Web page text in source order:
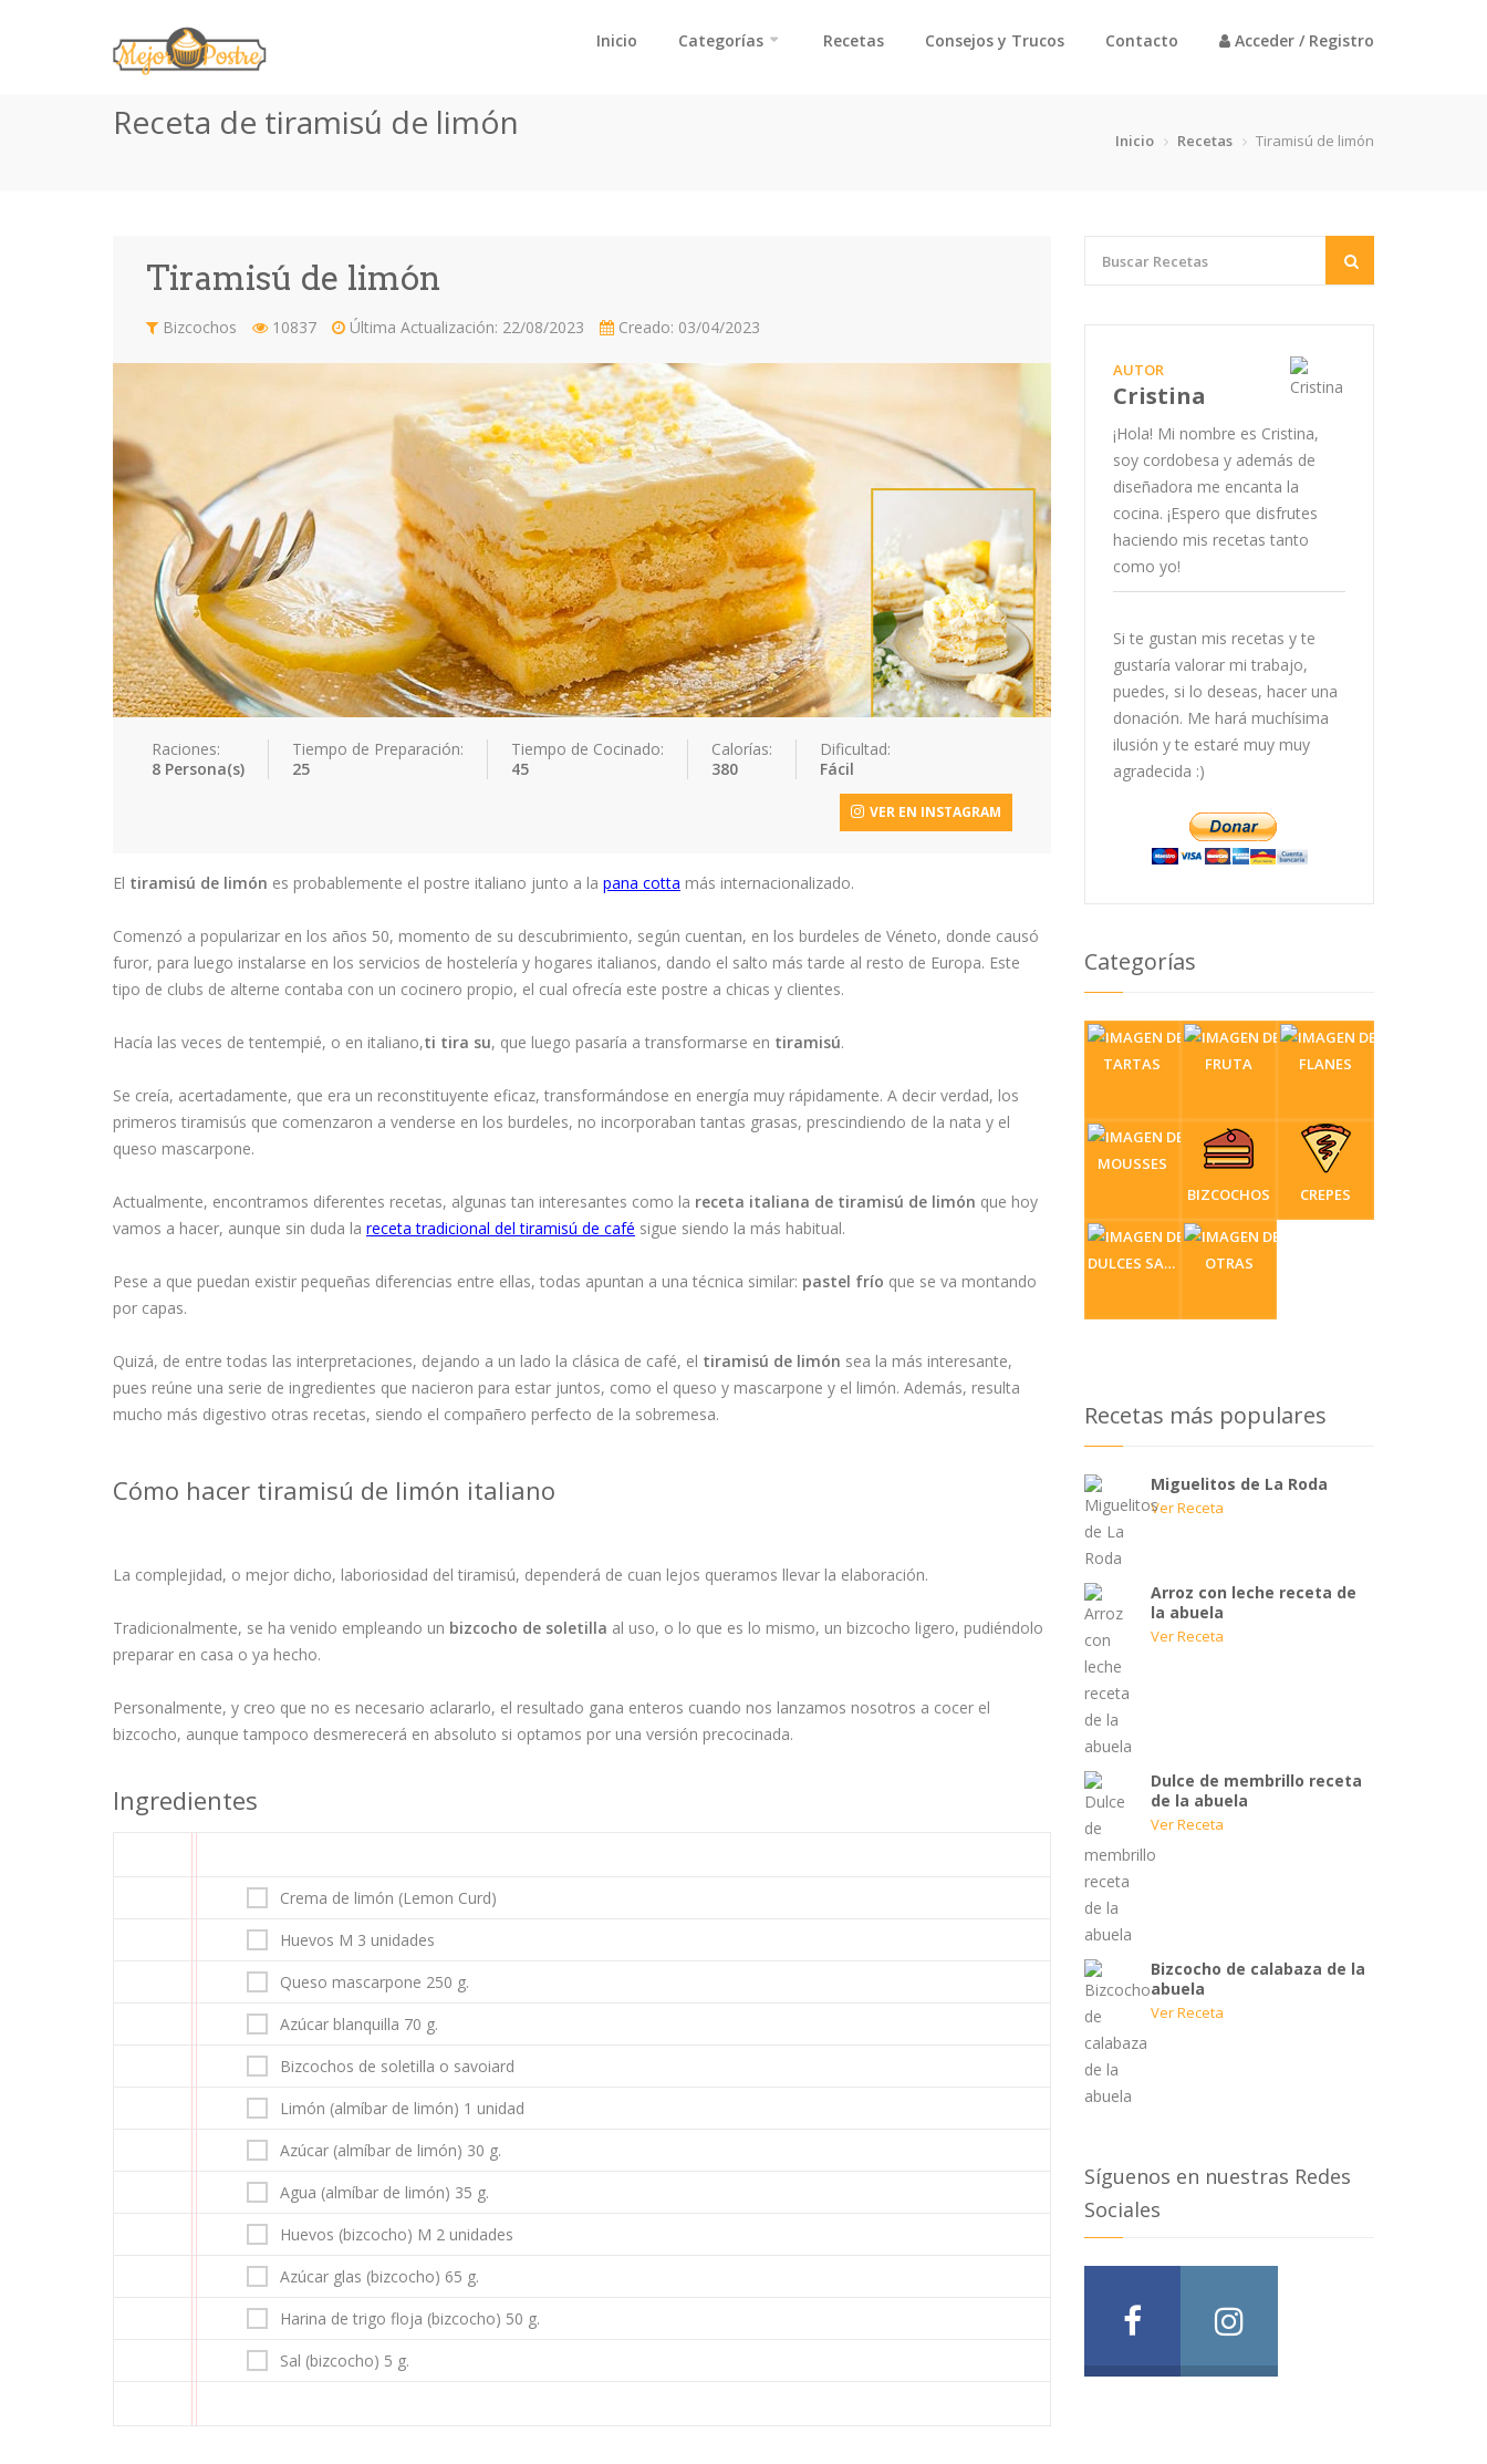
Inicio Categorías Recetas Consejos y Trucos Contacto Acceder / Registro
Receta de tiramisú de limón Inicio Recetas Tiramisú de limón
Tiramisú de limón
Bizcochos 10837 Última Actualización: 22/08/2023 Creado: 03/04/2023
Raciones:
8 Persona(s)
Tiempo de Preparación:
25
Tiempo de Cocinado:
45
Calorías:
380
Dificultad:
Fácil
VER EN INSTAGRAM
El tiramisú de limón es probablemente el postre italiano junto a la pana cotta más internacionalizado.
Comenzó a popularizar en los años 50, momento de su descubrimiento, según cuentan, en los burdeles de Véneto, donde causó
furor, para luego instalarse en los servicios de hostelería y hogares italianos, dando el salto más tarde al resto de Europa. Este
tipo de clubs de alterne contaba con un cocinero propio, el cual ofrecía este postre a chicas y clientes.
Hacía las veces de tentempié, o en italiano,ti tira su, que luego pasaría a transformarse en tiramisú.
Se creía, acertadamente, que era un reconstituyente eficaz, transformándose en energía muy rápidamente. A decir verdad, los
primeros tiramisús que comenzaron a venderse en los burdeles, no incorporaban tantas grasas, prescindiendo de la nata y el
queso mascarpone.
Actualmente, encontramos diferentes recetas, algunas tan interesantes como la receta italiana de tiramisú de limón que hoy
vamos a hacer, aunque sin duda la receta tradicional del tiramisú de café sigue siendo la más habitual.
Pese a que puedan existir pequeñas diferencias entre ellas, todas apuntan a una técnica similar: pastel frío que se va montando
por capas.
Quizá, de entre todas las interpretaciones, dejando a un lado la clásica de café, el tiramisú de limón sea la más interesante,
pues reúne una serie de ingredientes que nacieron para estar juntos, como el queso y mascarpone y el limón. Además, resulta
mucho más digestivo otras recetas, siendo el compañero perfecto de la sobremesa.
Cómo hacer tiramisú de limón italiano
La complejidad, o mejor dicho, laboriosidad del tiramisú, dependerá de cuan lejos queramos llevar la elaboración.
Tradicionalmente, se ha venido empleando un bizcocho de soletilla al uso, o lo que es lo mismo, un bizcocho ligero, pudiéndolo
preparar en casa o ya hecho.
Personalmente, y creo que no es necesario aclararlo, el resultado gana enteros cuando nos lanzamos nosotros a cocer el
bizcocho, aunque tampoco desmerecerá en absoluto si optamos por una versión precocinada.
Ingredientes
Crema de limón (Lemon Curd)
Huevos M 3 unidades
Queso mascarpone 250 g.
Azúcar blanquilla 70 g.
Bizcochos de soletilla o savoiard
Limón (almíbar de limón) 1 unidad
Azúcar (almíbar de limón) 30 g.
Agua (almíbar de limón) 35 g.
Huevos (bizcocho) M 2 unidades
Azúcar glas (bizcocho) 65 g.
Harina de trigo floja (bizcocho) 50 g.
Sal (bizcocho) 5 g.
AUTOR
Cristina
¡Hola! Mi nombre es Cristina,
soy cordobesa y además de
diseñadora me encanta la
cocina. ¡Espero que disfrutes
haciendo mis recetas tanto
como yo!
Si te gustan mis recetas y te
gustaría valorar mi trabajo,
puedes, si lo deseas, hacer una
donación. Me hará muchísima
ilusión y te estaré muy muy
agradecida :)
Categorías
TARTAS FRUTA FLANES
MOUSSES
BIZCOCHOS
CREPES
DULCES SARTÉN OTRAS
Recetas más populares
Miguelitos de La Roda
Ver Receta
Arroz con leche receta de
la abuela
Ver Receta
Dulce de membrillo receta
de la abuela
Ver Receta
Bizcocho de calabaza de la
abuela
Ver Receta
Síguenos en nuestras Redes
Sociales